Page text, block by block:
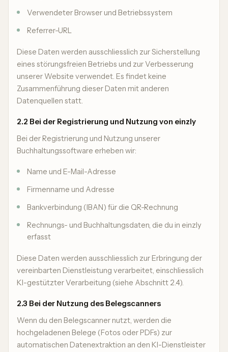
Verwendeter Browser und Betriebssystem
Referrer-URL
Diese Daten werden ausschliesslich zur Sicherstellung
eines störungsfreien Betriebs und zur Verbesserung
unserer Website verwendet. Es findet keine
Zusammenführung dieser Daten mit anderen
Datenquellen statt.
2.2 Bei der Registrierung und Nutzung von einzly
Bei der Registrierung und Nutzung unserer
Buchhaltungssoftware erheben wir:
Name und E-Mail-Adresse
Firmenname und Adresse
Bankverbindung (IBAN) für die QR-Rechnung
Rechnungs- und Buchhaltungsdaten, die du in einzly
erfasst
Diese Daten werden ausschliesslich zur Erbringung der
vereinbarten Dienstleistung verarbeitet, einschliesslich
KI-gestützter Verarbeitung (siehe Abschnitt 2.4).
2.3 Bei der Nutzung des Belegscanners
Wenn du den Belegscanner nutzt, werden die
hochgeladenen Belege (Fotos oder PDFs) zur
automatischen Datenextraktion an den KI-Dienstleister